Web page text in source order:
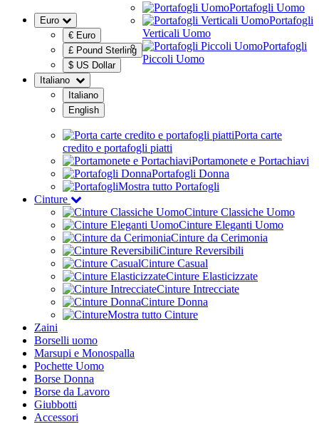
Euro
€ Euro
£ Pound Sterling
$ US Dollar
Italiano
Italiano
English
Portafogli Uomo
Portafogli
Verticali Uomo
Portafogli
Piccoli Uomo
Porta carte
credito e portafogli piatti
Portamonete e Portachiavi
Portafogli Donna
Mostra tutto Portafogli
Cinture
Cinture Classiche Uomo
Cinture Eleganti Uomo
Cinture da Cerimonia
Cinture Reversibili
Cinture Casual
Cinture Elasticizzate
Cinture Intrecciate
Cinture Donna
Mostra tutto Cinture
Zaini
Borselli uomo
Marsupi e Monospalla
Pochette Uomo
Borse Donna
Borse da Lavoro
Giubbotti
Accessori